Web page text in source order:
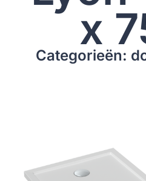
x
Categorieën: